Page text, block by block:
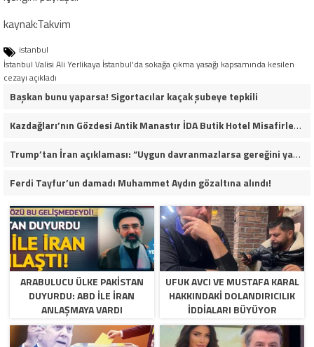
kaynak:Takvim
istanbul
İstanbul Valisi Ali Yerlikaya İstanbul'da sokağa çıkma yasağı kapsamında kesilen
cezayı açıkladı
Başkan bunu yaparsa! Sigortacılar kaçak şubeye tepkili
Kazdağları’nın Gözdesi Antik Manastır İDA Butik Hotel Misafirlerinden Tam Not Alıyor
Trump’tan İran açıklaması: “Uygun davranmazlarsa gereğini yaparım”
Ferdi Tayfur’un damadı Muhammet Aydın gözaltına alındı!
ARABULUCU ÜLKE PAKISTAN
DUYURDU: ABD ILE İRAN
ANLAŞMAYA VARDI
UFUK AVCI VE MUSTAFA KARAL
HAKKINDAKI DOLANDIRICILIK
İDDIALARI BÜYÜYOR